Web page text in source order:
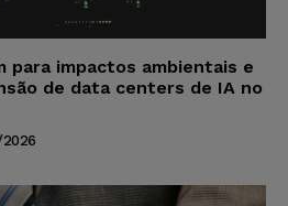
para impactos ambientais e
de data centers de IA no